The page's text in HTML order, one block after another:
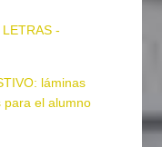
-
láminas
para el alumno